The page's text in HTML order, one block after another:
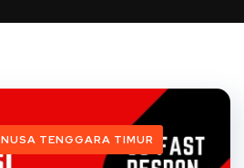
NUSA TENGGARA TIMUR